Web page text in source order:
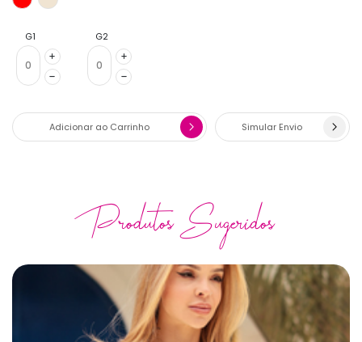
G1 G2
Adicionar ao Carrinho Simular Envio
Produtos Sugeridos